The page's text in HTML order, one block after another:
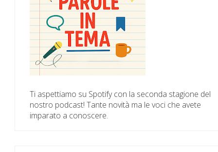
Ti aspettiamo su Spotify con la seconda stagione del
nostro podcast! Tante novità ma le voci che avete
imparato a conoscere.